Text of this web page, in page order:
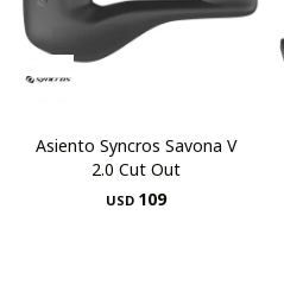
Asiento Syncros Savona V
2.0 Cut Out
USD 109